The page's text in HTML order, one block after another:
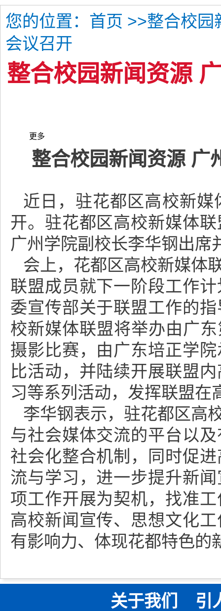
您的位置： 首页 >>整合校园
会议召开
整合校园新闻资源
更多
整合校园新闻资源 广
近日，驻花都区高校新
开。驻花都区高校新媒体
广州学院副校长李华钢出席
会上，花都区高校新媒体
联盟成员就下一阶段工作
委宣传部关于联盟工作的
校新媒体联盟将举办由广
摄影比赛，由广东培正学
比活动，并陆续开展联盟
习等系列活动，发挥联盟在
李华钢表示，驻花都区高
与社会媒体交流的平台以
社会化整合机制，同时促
流与学习，进一步提升新
项工作开展为契机，找准
高校新闻宣传、思想文化
有影响力、体现花都特色的
关于我们 引